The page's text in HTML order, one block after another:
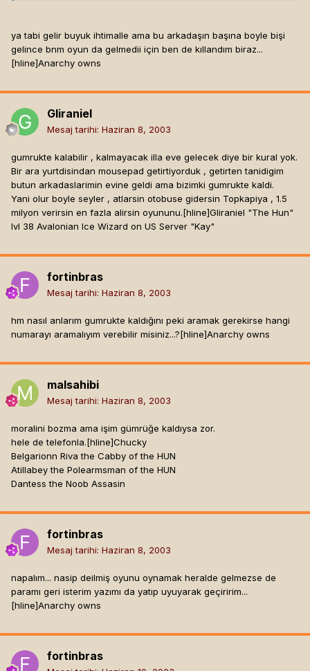
ya tabi gelir buyuk ihtimalle ama bu arkadaşın başına boyle bişi
gelince bnm oyun da gelmedii için ben de kıllandım biraz...
[hline]Anarchy owns
Gliraniel
Mesaj tarihi: Haziran 8, 2003
gumrukte kalabilir , kalmayacak illa eve gelecek diye bir kural yok.
Bir ara yurtdisindan mousepad getirtiyorduk , getirten tanidigim
butun arkadaslarimin evine geldi ama bizimki gumrukte kaldi.
Yani olur boyle seyler , atlarsin otobuse gidersin Topkapiya , 1.5
milyon verirsin en fazla alirsin oyununu.[hline]Gliraniel "The Hun"
lvl 38 Avalonian Ice Wizard on US Server "Kay"
fortinbras
Mesaj tarihi: Haziran 8, 2003
hm nasıl anlarım gumrukte kaldığını peki aramak gerekirse hangi
numarayı aramalıyım verebilir misiniz...?[hline]Anarchy owns
malsahibi
Mesaj tarihi: Haziran 8, 2003
moralini bozma ama işim gümrüğe kaldıysa zor.
hele de telefonla.[hline]Chucky
Belgarionn Riva the Cabby of the HUN
Atillabey the Polearmsman of the HUN
Dantess the Noob Assasin
fortinbras
Mesaj tarihi: Haziran 8, 2003
napalım... nasip deilmiş oyunu oynamak heralde gelmezse de
paramı geri isterim yazımı da yatıp uyuyarak geçiririm...
[hline]Anarchy owns
fortinbras